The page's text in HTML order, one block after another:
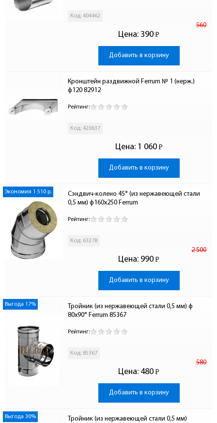
Код: 404462
Цена:
560
390 Р
-
Добавить в корзину
Кронштейн раздвижной Ferrum № 1 (нерж.)
ф120 82912
Рейтинг:
Код: 420637
Цена: 1 060 Р
-
Добавить в корзину
Экономия 1 510 р.
Сэндвич-колено 45° (из нержавеющей стали
0,5 мм) ф160х250 Ferrum
Рейтинг:
Код: 63278
Цена:
2 500
990 Р
-
Добавить в корзину
Выгода 17%
Тройник (из нержавеющей стали 0,5 мм) ф
80х90° Ferrum 85367
Рейтинг:
Код: 85367
Цена:
580
480 Р
-
Добавить в корзину
Выгода 30%
Тройник (из нержавеющей стали 0,5 мм)